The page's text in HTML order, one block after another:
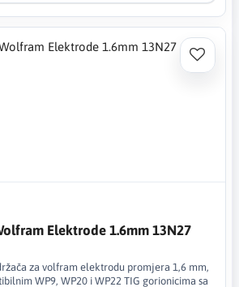
Elektrode 1.6mm 13N27
za volfram elektrodu promjera 1,6 mm,
WP9, WP20 i WP22 TIG gorionicima sa